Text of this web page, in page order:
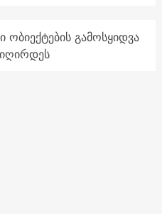
გამოსყიდვა